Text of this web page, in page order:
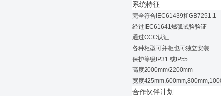
系统特征
完全符合IEC61439和GB7251.1
经过IEC61641燃弧试验验证
通过CCC认证
各种柜型可并柜也可独立安装
保护等级IP31 或IP55
高度2000mm/2200mm
宽度
合作伙伴计划